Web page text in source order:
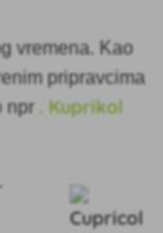
vremena. Kao
pripravcima
npr . Kuprikol